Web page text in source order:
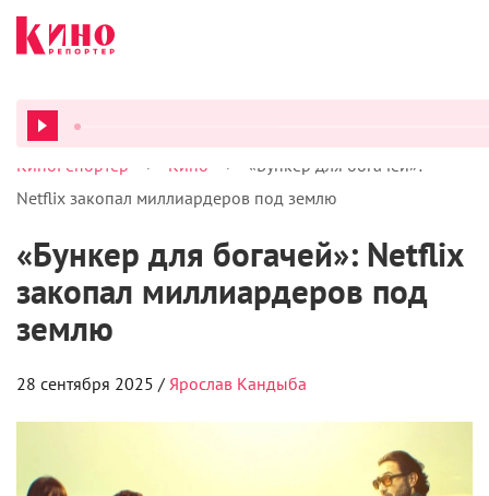
ВСЕ
КиноРепортер > Кино >
«Бункер для богачей»:
Netflix закопал миллиардеров под землю
«Бункер для богачей»: Netflix
закопал миллиардеров под
землю
28 сентября 2025 / Ярослав Кандыба